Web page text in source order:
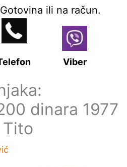
ili na račun.
Viber
dinara 1977
Tito